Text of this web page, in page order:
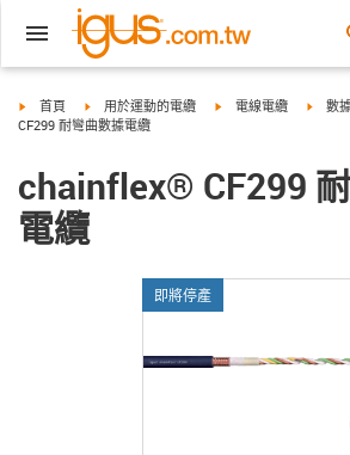
igus-icon-arrow-right
首頁 igus-icon-arrow-right
用於運動的電纜 igus-icon-arrow-right
電線電纜 數
CF299 耐彎曲數據電纜
chainflex® CF299
電纜
即將停產